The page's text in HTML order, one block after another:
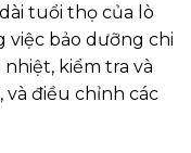
tuổi thọ của lò
việc bảo dưỡng chi
kiểm tra và
điều chỉnh các